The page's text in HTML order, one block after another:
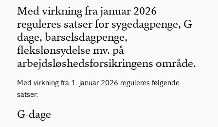
Med virkning fra januar 2026
reguleres satser for sygedagpenge, G-
dage, barselsdagpenge,
flekslønsydelse mv. på
arbejdsløshedsforsikringens område.
Med virkning fra 1. januar 2026 reguleres følgende
satser:
G-dage